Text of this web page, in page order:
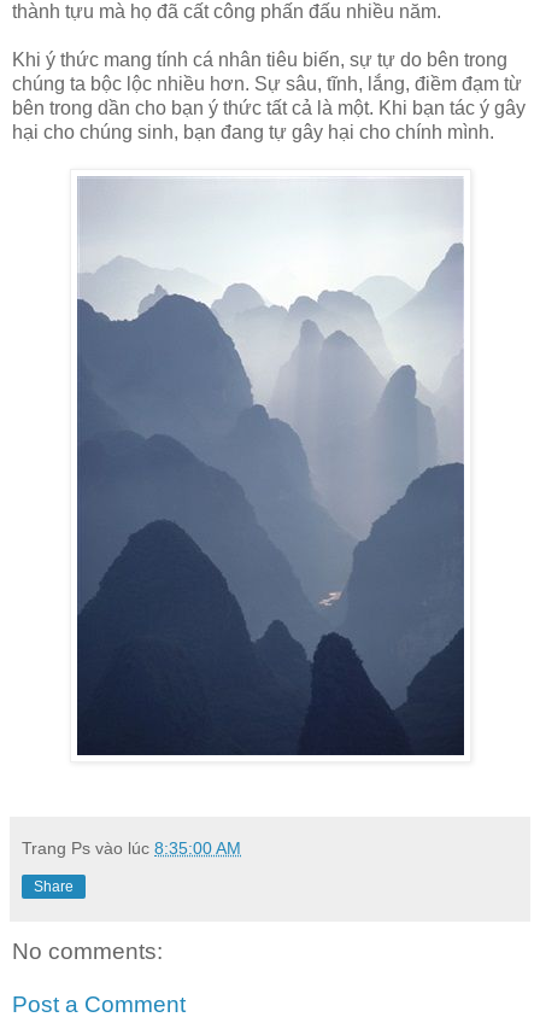
thành tựu mà họ đã cất công phấn đấu nhiều năm.
Khi ý thức mang tính cá nhân tiêu biến, sự tự do bên trong
chúng ta bộc lộc nhiều hơn. Sự sâu, tĩnh, lắng, điềm đạm từ
bên trong dần cho bạn ý thức tất cả là một. Khi bạn tác ý gây
hại cho chúng sinh, bạn đang tự gây hại cho chính mình.
Trang Ps vào lúc 8:35:00 AM
Share
No comments:
Post a Comment